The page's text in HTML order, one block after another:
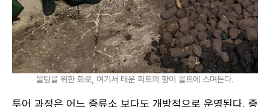
몰팅을 위한 화로, 여기서 태운 피트의 향이 몰트에 스며든다.
투어 과정은 어느 증류소 보다도 개방적으로 운영된다. 증